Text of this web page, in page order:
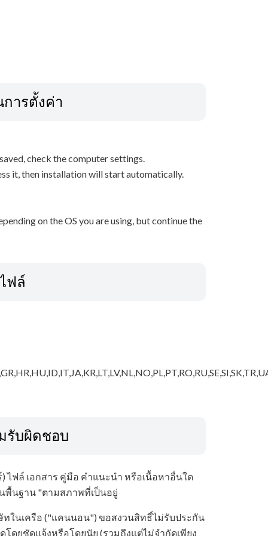
ารตั้งค่า
check the computer settings.
it, then installation will start automatically.
on the OS you are using, but continue the
ฟล์
รับผิดชอบ
ไฟล์ เอกสาร คู่มือ คำแนะนำ หรือเนื้อหาอื่นใด
พื้นฐาน "ตามสภาพที่เป็นอยู่
ในเครือ ("แคนนอน") ขอสงวนสิทธิ์ไม่รับประกัน
ดยชัดแจ้งหรือโดยนัย (รวมถึงแต่ไม่จำกัดเพียง